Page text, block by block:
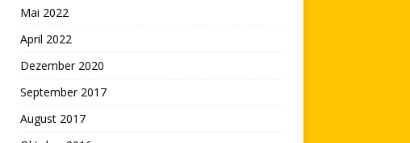
Mai 2022
April 2022
Dezember 2020
September 2017
August 2017